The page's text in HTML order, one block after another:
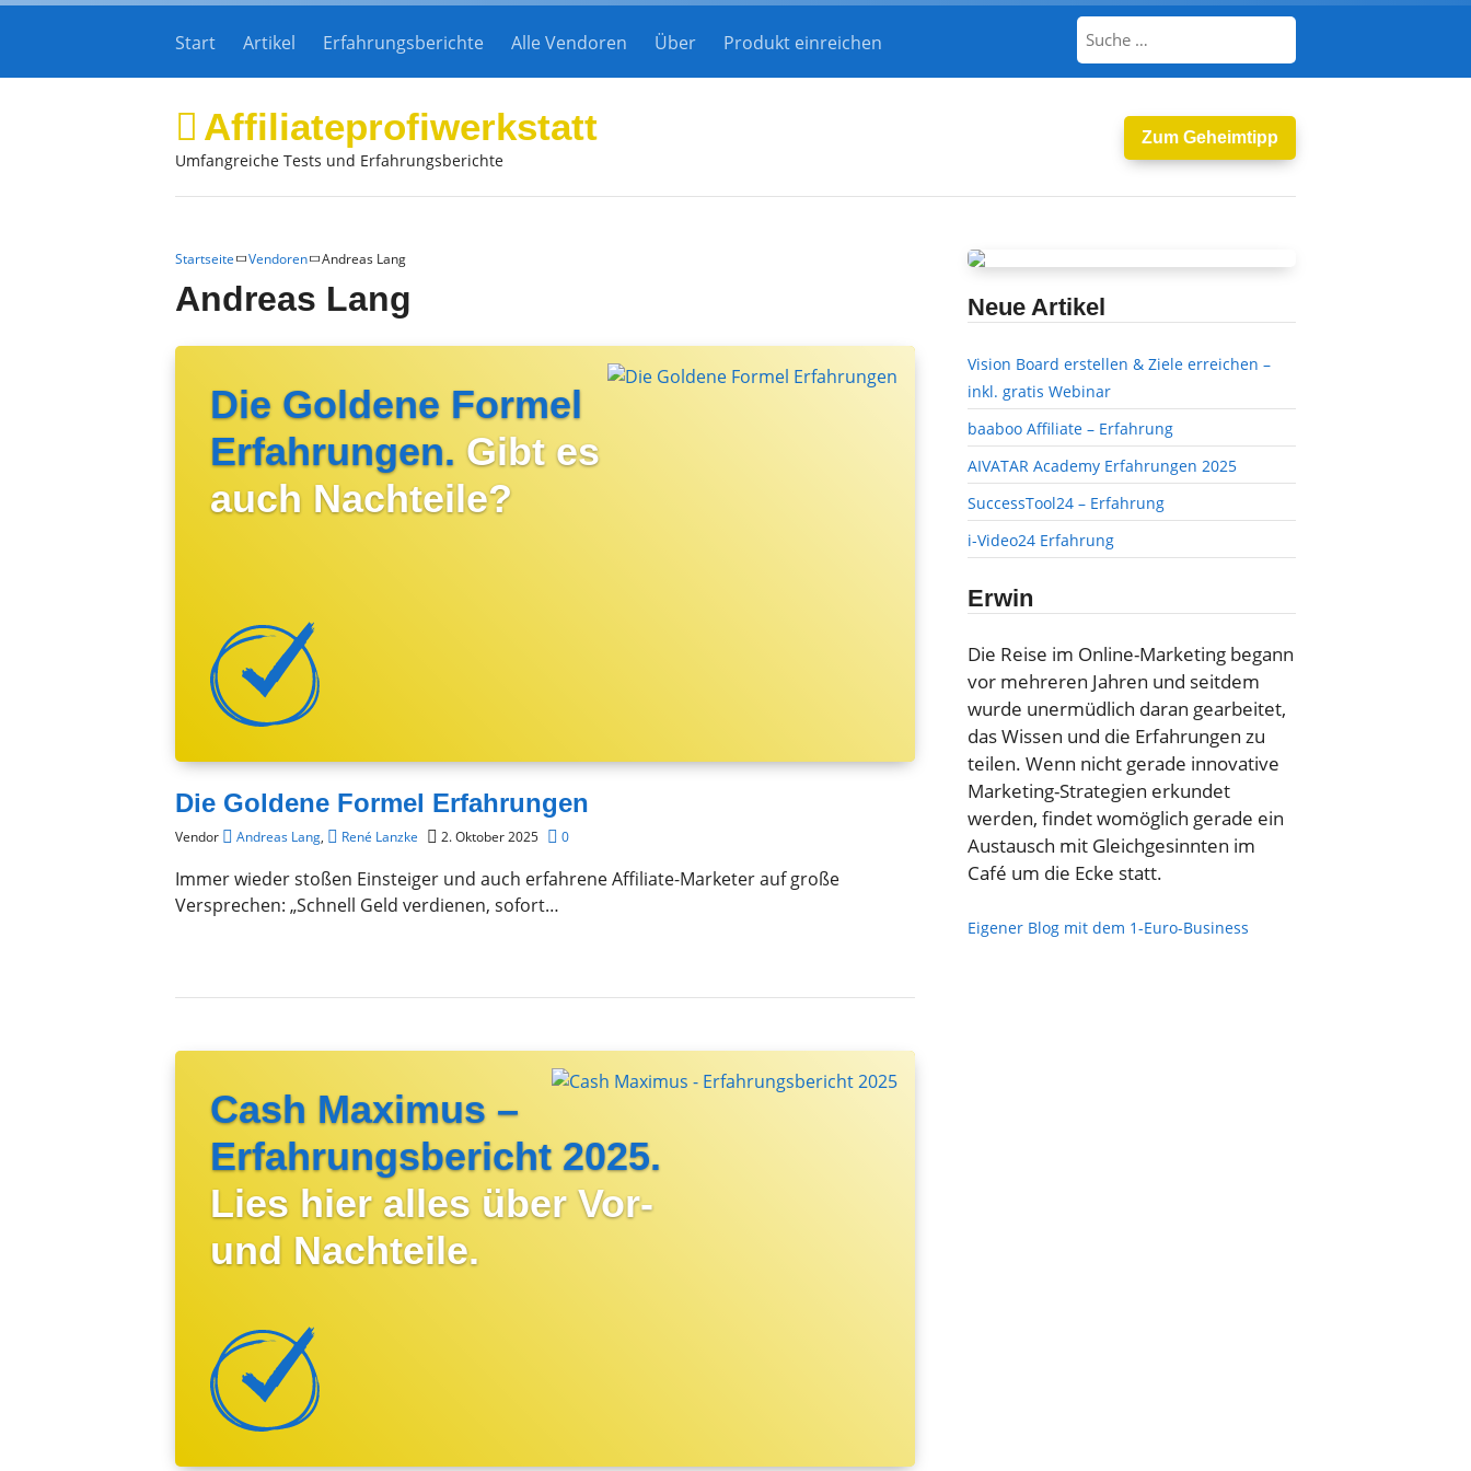
Start Artikel Erfahrungsberichte Alle Vendoren Über Produkt einreichen
Affiliateprofiwerkstatt
Umfangreiche Tests und Erfahrungsberichte
Zum Geheimtipp
Startseite Vendoren Andreas Lang
Andreas Lang
Die Goldene Formel
Erfahrungen. Gibt es
auch Nachteile?
Die Goldene Formel Erfahrungen
Vendor Andreas Lang, René Lanzke 2. Oktober 2025 0
Immer wieder stoßen Einsteiger und auch erfahrene Affiliate-Marketer auf große
Versprechen: „Schnell Geld verdienen, sofort…
Cash Maximus –
Erfahrungsbericht 2025.
Lies hier alles über Vor-
und Nachteile.
Neue Artikel
Vision Board erstellen & Ziele erreichen –
inkl. gratis Webinar
baaboo Affiliate – Erfahrung
AIVATAR Academy Erfahrungen 2025
SuccessTool24 – Erfahrung
i-Video24 Erfahrung
Erwin
Die Reise im Online-Marketing begann
vor mehreren Jahren und seitdem
wurde unermüdlich daran gearbeitet,
das Wissen und die Erfahrungen zu
teilen. Wenn nicht gerade innovative
Marketing-Strategien erkundet
werden, findet womöglich gerade ein
Austausch mit Gleichgesinnten im
Café um die Ecke statt.
Eigener Blog mit dem 1-Euro-Business